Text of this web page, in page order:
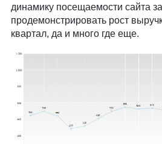
динамику посещаемости сайта
продемонстрировать рост
квартал, да и много где еще.